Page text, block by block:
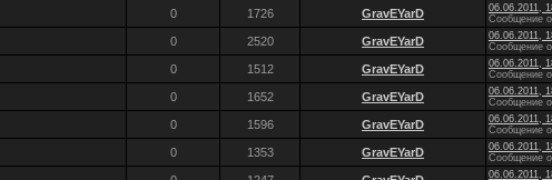
0 1726 GravEYarD
06.06.2011,
Сообщение
0 2520 GravEYarD
06.06.2011,
Сообщение
0 1512 GravEYarD
06.06.2011,
Сообщение
0 1652 GravEYarD
06.06.2011,
Сообщение
0 1596 GravEYarD
06.06.2011,
Сообщение
0 1353 GravEYarD
06.06.2011,
Сообщение
06.06.2011,